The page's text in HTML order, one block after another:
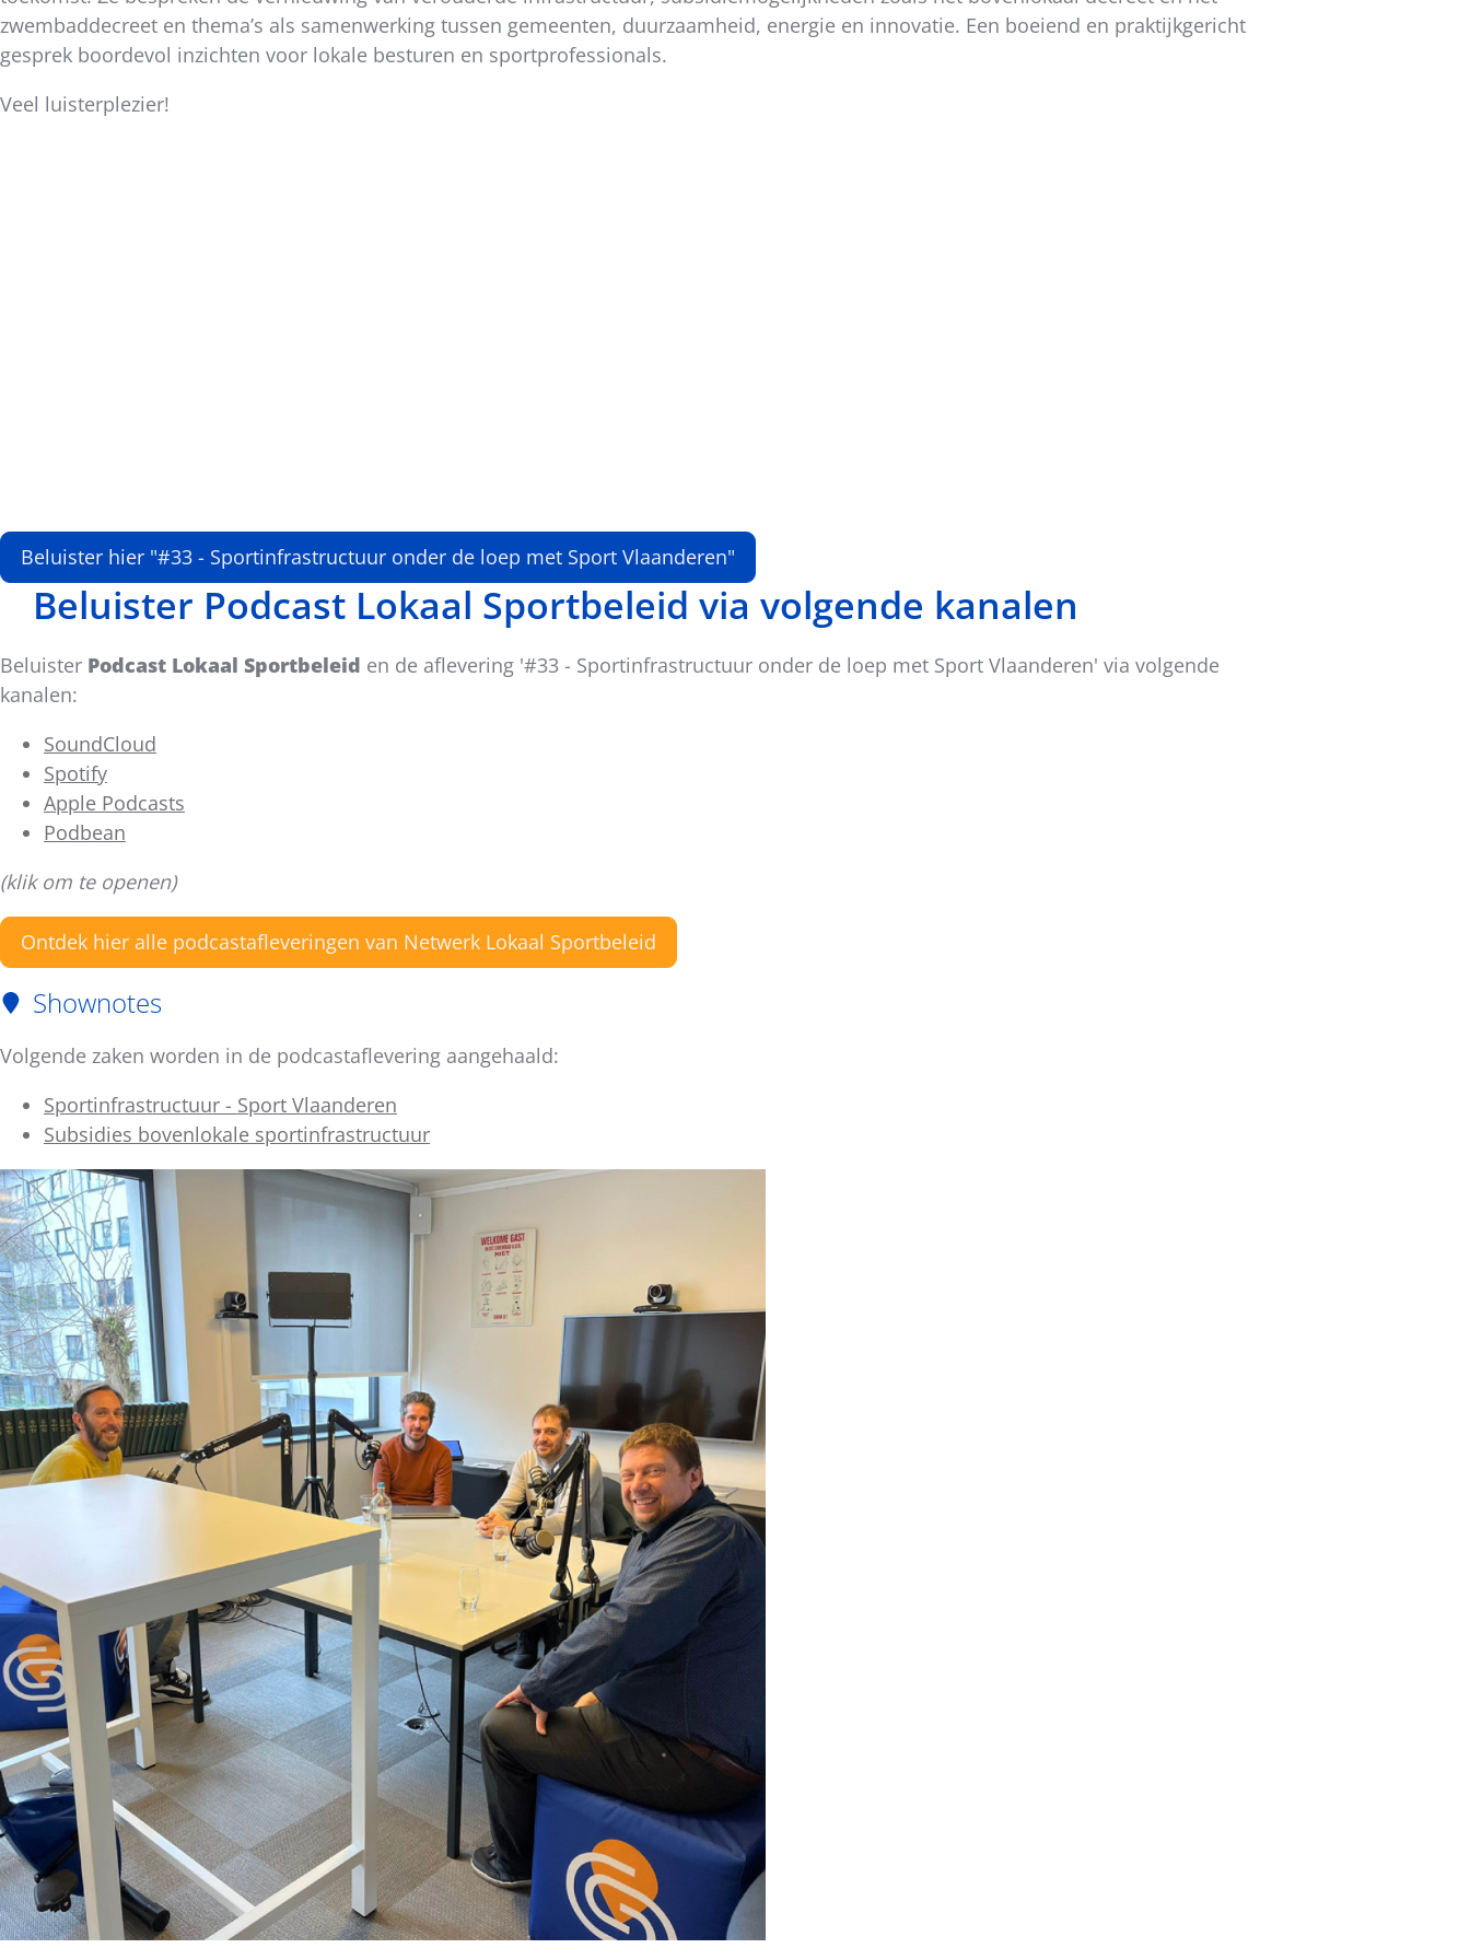
zwembaddecreet en thema’s als samenwerking tussen gemeenten, duurzaamheid, energie en innovatie. Een boeiend en praktijkgericht
gesprek boordevol inzichten voor lokale besturen en sportprofessionals.
Veel luisterplezier!
Beluister hier "#33 - Sportinfrastructuur onder de loep met Sport Vlaanderen"
Beluister Podcast Lokaal Sportbeleid via volgende kanalen
Beluister Podcast Lokaal Sportbeleid en de aflevering '#33 - Sportinfrastructuur onder de loep met Sport Vlaanderen' via volgende
kanalen:
SoundCloud
Spotify
Apple Podcasts
Podbean
(klik om te openen)
Ontdek hier alle podcastafleveringen van Netwerk Lokaal Sportbeleid
Shownotes
Volgende zaken worden in de podcastaflevering aangehaald:
Sportinfrastructuur - Sport Vlaanderen
Subsidies bovenlokale sportinfrastructuur
bericht